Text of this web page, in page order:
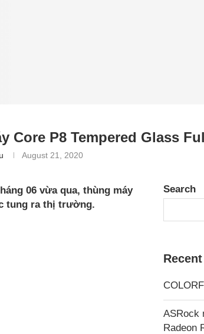
P8 Tempered Glass
August 21, 2020
06 vừa qua, thùng máy
tung ra thị trường.
Search
ASRock
Radeon